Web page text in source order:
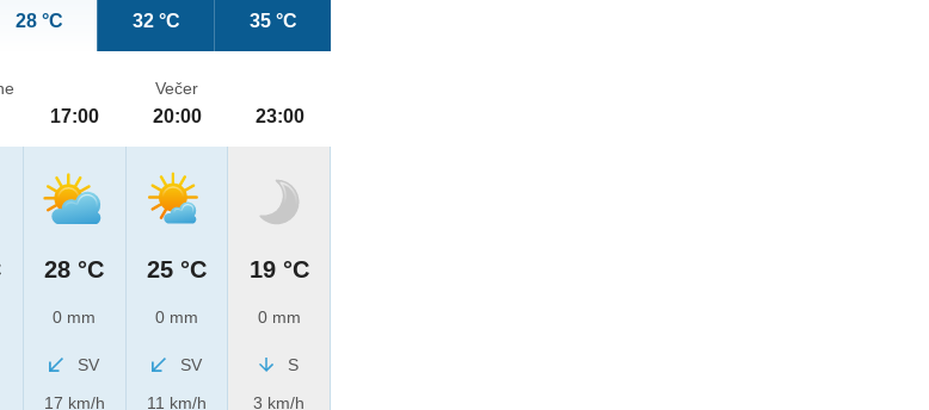
28 °C 32 °C 35 °C
17:00
28 °C
0 mm
SV
17 km/h
Večer
20:00
25 °C
0 mm
SV
11 km/h
23:00
19 °C
0 mm
S
3 km/h